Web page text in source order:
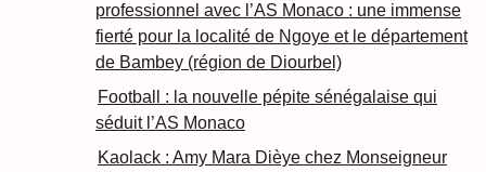
professionnel avec l’AS Monaco : une immense
fierté pour la localité de Ngoye et le département
de Bambey (région de Diourbel)
Football : la nouvelle pépite sénégalaise qui
séduit l’AS Monaco
Kaolack : Amy Mara Dièye chez Monseigneur